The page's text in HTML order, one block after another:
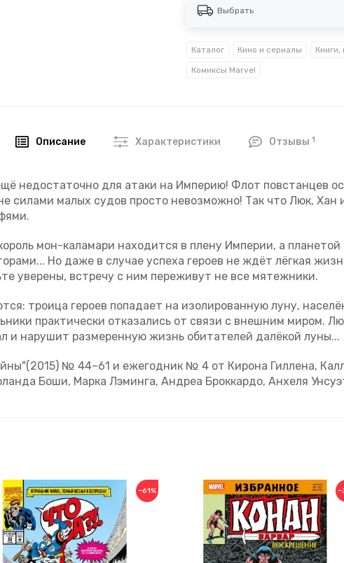
Выбрать
Каталог Кино и сериалы Книги,
Комиксы Marvel
Описание Характеристики Отзывы 1
недостаточно для атаки на Империю! Флот повстанцев
силами малых судов просто невозможно! Так что Люк,
мон-каламари находится в плену Империи, а
Но даже в случае успеха героев не ждёт лёгкая
уверены, встречу с ним переживут не все мятежники.
троица героев попадает на изолированную луну,
практически отказались от связи с внешним миром.
и нарушит размеренную жизнь обитателей далёкой луны...
№ 44–61 и ежегодник № 4 от Кирона Гиллена,
Боши, Марка Лэминга, Андреа Броккардо, Анхеля
−61%